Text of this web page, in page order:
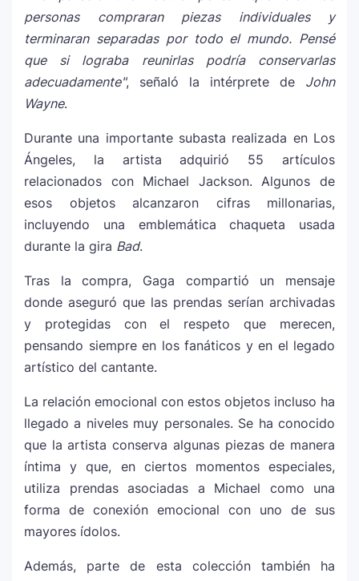
homenaje a la moda colombiana
10
Carín León y Ricky Martin unen fuerzas
en una nueva versión de A Medio Vivir
11
Justin Bieber rompe récord en Coachella
2026: el artista mejor pagado de la
historia del festival
12
Farándula ::. Isadora, hija de Chayanne,
logra su primera nominación a los Latin
Grammy 2025
personas compraran piezas individuales y
terminaran separadas por todo el mundo. Pensé
que si lograba reunirlas podría conservarlas
adecuadamente", señaló la intérprete de John
Wayne.
Durante una importante subasta realizada en Los
Ángeles, la artista adquirió 55 artículos
relacionados con Michael Jackson. Algunos de
esos objetos alcanzaron cifras millonarias,
incluyendo una emblemática chaqueta usada
durante la gira Bad.
Tras la compra, Gaga compartió un mensaje
donde aseguró que las prendas serían archivadas
y protegidas con el respeto que merecen,
pensando siempre en los fanáticos y en el legado
artístico del cantante.
La relación emocional con estos objetos incluso ha
llegado a niveles muy personales. Se ha conocido
que la artista conserva algunas piezas de manera
íntima y que, en ciertos momentos especiales,
utiliza prendas asociadas a Michael como una
forma de conexión emocional con uno de sus
mayores ídolos.
Además, parte de esta colección también ha